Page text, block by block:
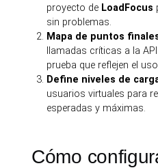
proyecto de LoadFocus
sin problemas.
Mapa de puntos
llamadas críticas a la
prueba que reflejen el
Define niveles de
usuarios virtuales para
esperadas y máximas.
Cómo